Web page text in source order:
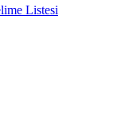
Listesi